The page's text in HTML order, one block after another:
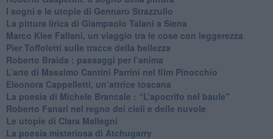
I sogni e le utopie di Gennaro Strazzullo
La pittura lirica di Giampaolo Talani a Siena
​Marco Klee Fallani, un viaggio tra le cose con leggerezza
​Pier Toffoletti sulle tracce della bellezza
​Roberto Braida : passaggi per l’anima
​L’arte di Massimo Cantini Parrini nel film Pinocchio
Eleonora Cappelletti, un’attrice toscana
​La poesia di Michele Brancale : “L’apocrifo nel baule"
Roberto Fanari nel regno dei cieli e delle nuvole
Le utopie di Clara Mallegni
​La poesia misteriosa di Atchugarry